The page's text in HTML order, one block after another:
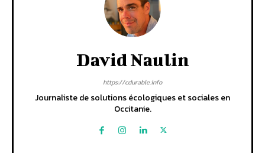
David Naulin
https://cdurable.info
Journaliste de solutions écologiques et sociales en
Occitanie.